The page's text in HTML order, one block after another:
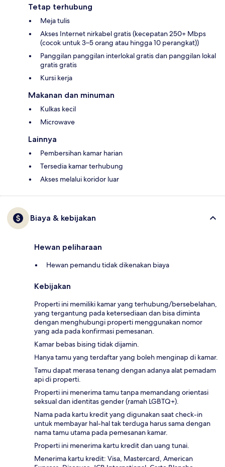
Tetap terhubung
Meja tulis
Akses Internet nirkabel gratis (kecepatan 250+ Mbps
(cocok untuk 3–5 orang atau hingga 10 perangkat))
Panggilan panggilan interlokal gratis dan panggilan lokal
gratis gratis
Kursi kerja
Makanan dan minuman
Kulkas kecil
Microwave
Lainnya
Pembersihan kamar harian
Tersedia kamar terhubung
Akses melalui koridor luar
Biaya & kebijakan
Hewan peliharaan
Hewan pemandu tidak dikenakan biaya
Kebijakan
Properti ini memiliki kamar yang terhubung/bersebelahan,
yang tergantung pada ketersediaan dan bisa diminta
dengan menghubungi properti menggunakan nomor
yang ada pada konfirmasi pemesanan.
Kamar bebas bising tidak dijamin.
Hanya tamu yang terdaftar yang boleh menginap di kamar.
Tamu dapat merasa tenang dengan adanya alat pemadam
api di properti.
Properti ini menerima tamu tanpa memandang orientasi
seksual dan identitas gender (ramah LGBTQ+).
Nama pada kartu kredit yang digunakan saat check-in
untuk membayar hal-hal tak terduga harus sama dengan
nama tamu utama pada pemesanan kamar.
Properti ini menerima kartu kredit dan uang tunai.
Menerima kartu kredit: Visa, Mastercard, American